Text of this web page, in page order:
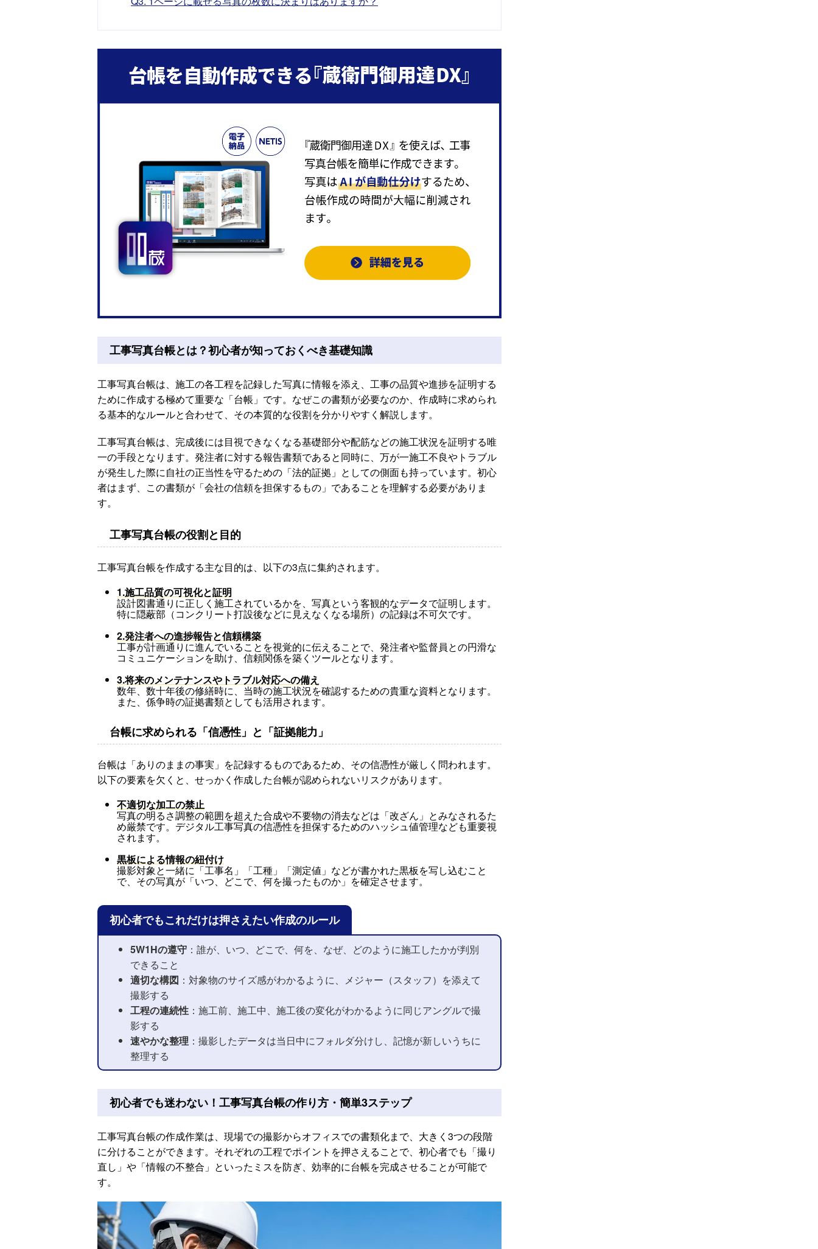
工事写真台帳とは？初心者が知っておくべき基礎知識
工事写真台帳は、施工の各工程を記録した写真に情報を添え、工事の品質や進捗を証明する
ために作成する極めて重要な「台帳」です。なぜこの書類が必要なのか、作成時に求められ
る基本的なルールと合わせて、その本質的な役割を分かりやすく解説します。
工事写真台帳は、完成後には目視できなくなる基礎部分や配筋などの施工状況を証明する唯
一の手段となります。発注者に対する報告書類であると同時に、万が一施工不良やトラブル
が発生した際に自社の正当性を守るための「法的証拠」としての側面も持っています。初心
者はまず、この書類が「会社の信頼を担保するもの」であることを理解する必要がありま
す。
工事写真台帳の役割と目的
工事写真台帳を作成する主な目的は、以下の3点に集約されます。
1.施工品質の可視化と証明
設計図書通りに正しく施工されているかを、写真という客観的なデータで証明します。
特に隠蔽部（コンクリート打設後などに見えなくなる場所）の記録は不可欠です。
2.発注者への進捗報告と信頼構築
工事が計画通りに進んでいることを視覚的に伝えることで、発注者や監督員との円滑な
コミュニケーションを助け、信頼関係を築くツールとなります。
3.将来のメンテナンスやトラブル対応への備え
数年、数十年後の修繕時に、当時の施工状況を確認するための貴重な資料となります。
また、係争時の証拠書類としても活用されます。
台帳に求められる「信憑性」と「証拠能力」
台帳は「ありのままの事実」を記録するものであるため、その信憑性が厳しく問われます。
以下の要素を欠くと、せっかく作成した台帳が認められないリスクがあります。
不適切な加工の禁止
写真の明るさ調整の範囲を超えた合成や不要物の消去などは「改ざん」とみなされるた
め厳禁です。デジタル工事写真の信憑性を担保するためのハッシュ値管理なども重要視
されます。
黒板による情報の紐付け
撮影対象と一緒に「工事名」「工種」「測定値」などが書かれた黒板を写し込むこと
で、その写真が「いつ、どこで、何を撮ったものか」を確定させます。
初心者でもこれだけは押さえたい作成のルール
5W1Hの遵守 ：誰が、いつ、どこで、何を、なぜ、どのように施工したかが判別
できること
適切な構図 ：対象物のサイズ感がわかるように、メジャー（スタッフ）を添えて
撮影する
工程の連続性 ：施工前、施工中、施工後の変化がわかるように同じアングルで撮
影する
速やかな整理 ：撮影したデータは当日中にフォルダ分けし、記憶が新しいうちに
整理する
初心者でも迷わない！工事写真台帳の作り方・簡単3ステップ
工事写真台帳の作成作業は、現場での撮影からオフィスでの書類化まで、大きく3つの段階
に分けることができます。それぞれの工程でポイントを押さえることで、初心者でも「撮り
直し」や「情報の不整合」といったミスを防ぎ、効率的に台帳を完成させることが可能で
す。